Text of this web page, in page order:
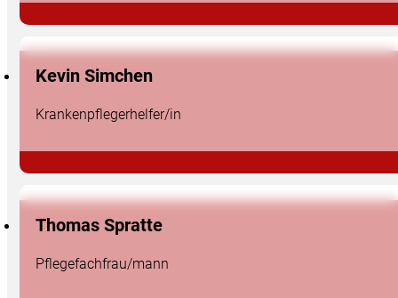
Kevin Simchen
Krankenpflegerhelfer/in
Thomas Spratte
Pflegefachfrau/mann